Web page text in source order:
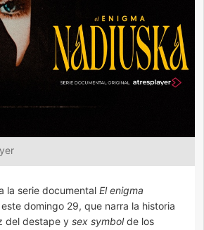
la serie documental El enigma
este domingo 29, que narra la historia
del destape y sex symbolde los